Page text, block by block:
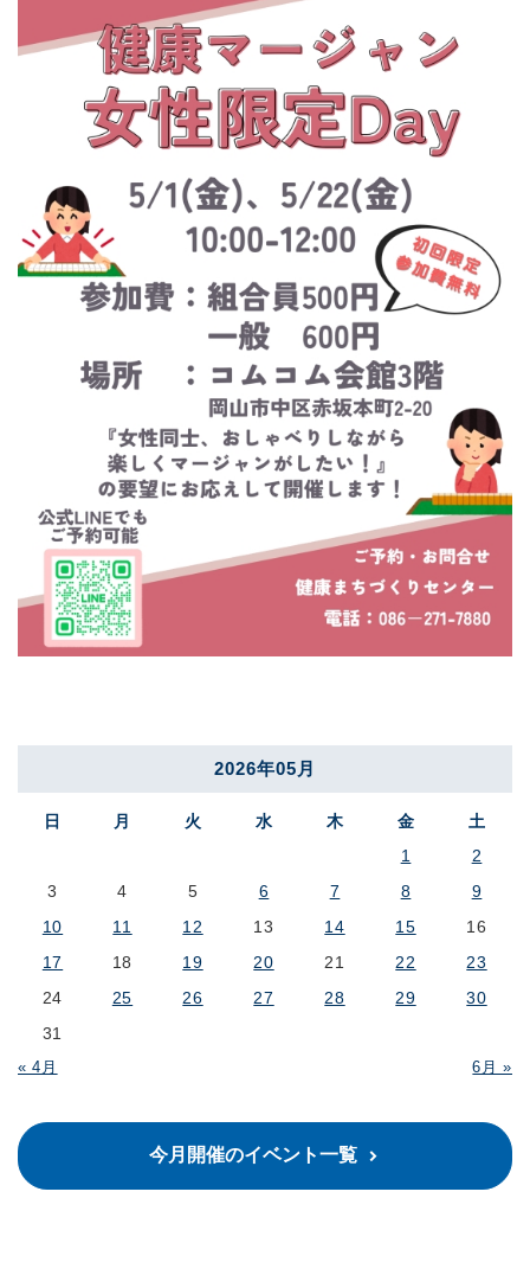
2026年05月
日 月 火 水 木 金 土
« 4月 6月 »
1
2
3
4 5 6 7 8
9
10
11 12 13 14 15
16
17
18 19 20 21 22
23
24
25 26 27 28 29
30
31
今月開催のイベント一覧